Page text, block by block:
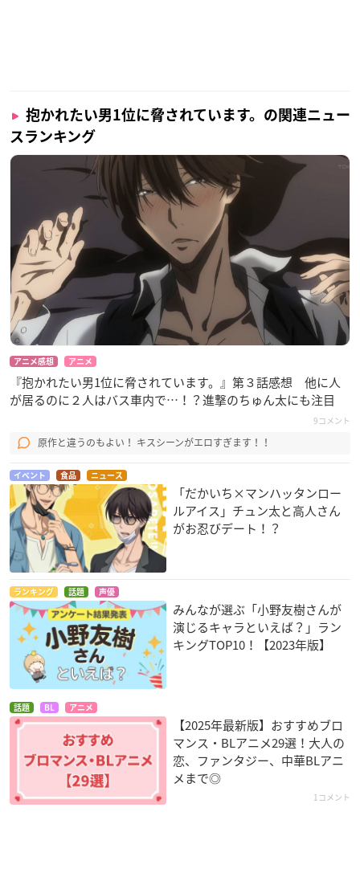
抱かれたい男1位に脅されています。の関連ニュー
スランキング
アニメ感想 アニメ
『抱かれたい男1位に脅されています。』第３話感想 他に人
が居るのに２人はバス車内で…！？進撃のちゅん太にも注目
9コメント
原作と違うのもよい！ キスシーンがエロすぎます！！
イベント 食品 ニュース
「だかいち×マンハッタンロー
ルアイス」チュン太と高人さん
がお忍びデート！？
ランキング 話題 声優
みんなが選ぶ「小野友樹さんが
演じるキャラといえば？」ラン
キングTOP10！【2023年版】
話題 BL アニメ
【2025年最新版】おすすめブロ
マンス・BLアニメ29選！大人の
恋、ファンタジー、中華BLアニ
メまで◎
1コメント